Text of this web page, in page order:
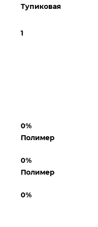
Тупиковая
1
0%
Полимер
0%
Полимер
0%